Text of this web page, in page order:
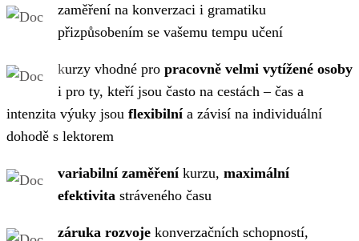
zaměření na konverzaci i gramatiku
přizpůsobením se vašemu tempu učení
kurzy vhodné pro pracovně velmi vytížené osoby
i pro ty, kteří jsou často na cestách – čas a
intenzita výuky jsou flexibilnía závisí na individuální
dohodě s lektorem
variabilní zaměření kurzu, maximální
efektivita stráveného času
záruka rozvoje konverzačních schopností,